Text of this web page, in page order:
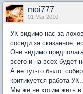
moi777
01 Mar 2010
УК видимо нас за
соседи за сказанное,
Они видимо
всего и на всех будет
А не тут-то было:
критикуется работа УК...
Мы же не хотим жить в